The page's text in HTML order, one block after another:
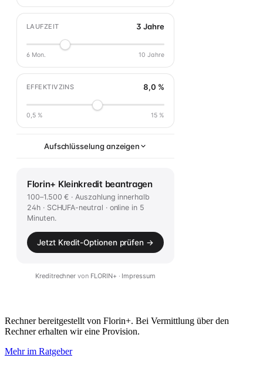
Rechner bereitgestellt von Florin+. Bei Vermittlung über den
Rechner erhalten wir eine Provision.
Mehr im Ratgeber